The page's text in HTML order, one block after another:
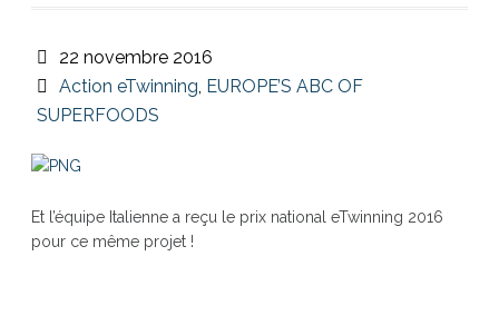
22 novembre 2016
Action eTwinning, EUROPE’S ABC OF
SUPERFOODS
Et l’équipe Italienne a reçu le prix national eTwinning 2016
pour ce même projet !